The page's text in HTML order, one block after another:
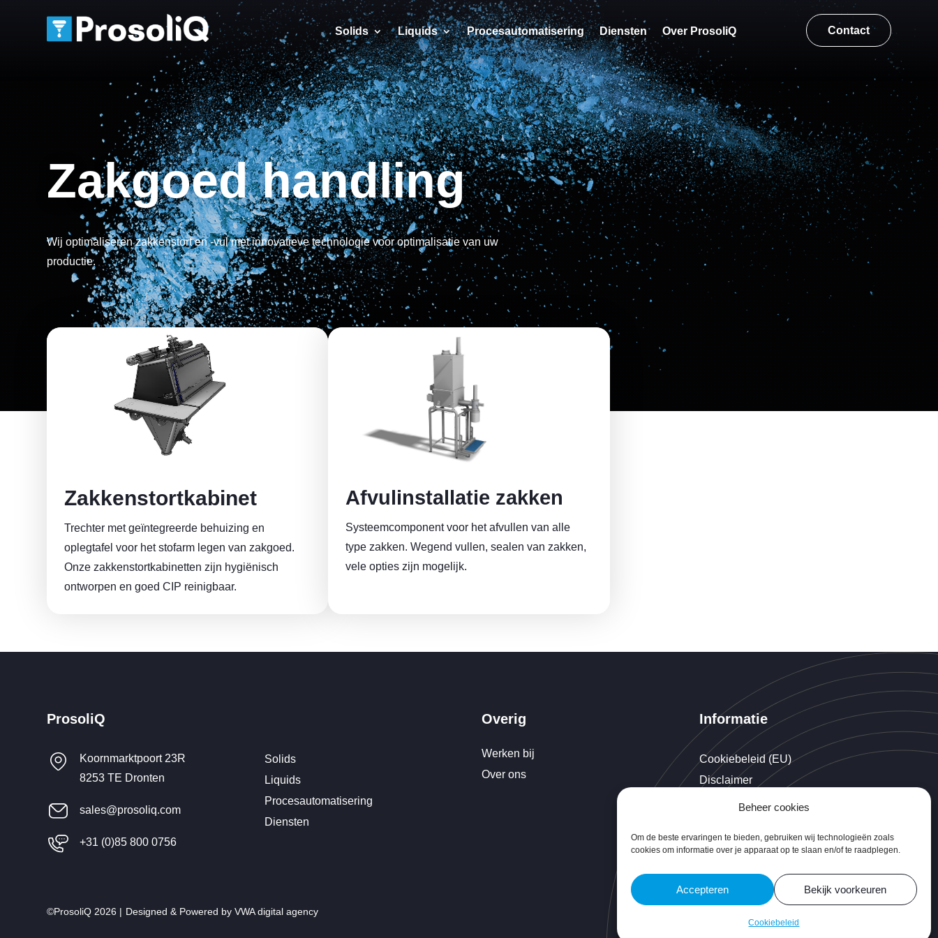
Beheer cookies
Om de beste ervaringen te bieden, gebruiken wij technologieën zoals
cookies om informatie over je apparaat op te slaan en/of te raadplegen.
Accepteren Bekijk voorkeuren
Cookiebeleid
Solids Liquids Procesautomatisering Diensten Over ProsoliQ Contact
Zakgoed handling
Wij optimaliseren zakkenstort en -vul met innovatieve technologie voor optimalisatie van uw
productie.
Zakkenstortkabinet
Trechter met geïntegreerde behuizing en
oplegtafel voor het stofarm legen van zakgoed.
Onze zakkenstortkabinetten zijn hygiënisch
ontworpen en goed CIP reinigbaar.
Afvulinstallatie zakken
Systeemcomponent voor het afvullen van alle
type zakken. Wegend vullen, sealen van zakken,
vele opties zijn mogelijk.
ProsoliQ
Koornmarktpoort 23R
8253 TE Dronten
sales@prosoliq.com
+31 (0)85 800 0756
Solids
Liquids
Procesautomatisering
Diensten
Overig
Werken bij
Over ons
Informatie
Cookiebeleid (EU)
Disclaimer
©ProsoliQ 2026 | Designed & Powered byVWA digital agency